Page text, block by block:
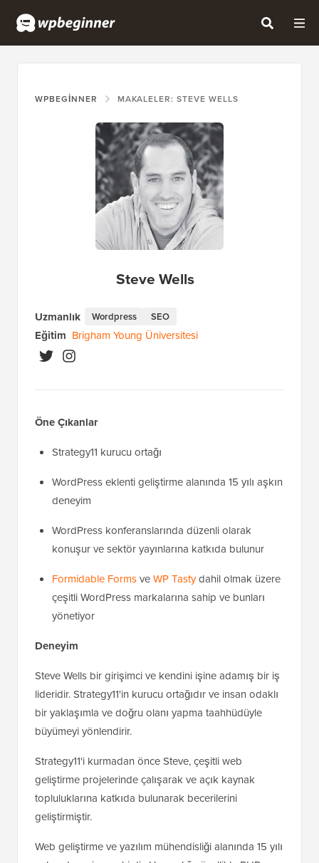
WPBEGINNER MAKALELER: STEVE WELLS
Steve Wells
Uzmanlık Wordpress SEO
Eğitim Brigham Young Üniversitesi
Öne Çıkanlar
Strategy11 kurucu ortağı
WordPress eklenti geliştirme alanında 15 yılı aşkın
deneyim
WordPress konferanslarında düzenli olarak
konuşur ve sektör yayınlarına katkıda bulunur
Formidable FormsveWP Tastydahil olmak üzere
çeşitli WordPress markalarına sahip ve bunları
yönetiyor
Deneyim
Steve Wells bir girişimci ve kendini işine adamış bir iş
lideridir. Strategy11'in kurucu ortağıdır ve insan odaklı
bir yaklaşımla ve doğru olanı yapma taahhüdüyle
büyümeyi yönlendirir.
Strategy11'i kurmadan önce Steve, çeşitli web
geliştirme projelerinde çalışarak ve açık kaynak
topluluklarına katkıda bulunarak becerilerini
geliştirmiştir.
Web geliştirme ve yazılım mühendisliği alanında 15 yılı